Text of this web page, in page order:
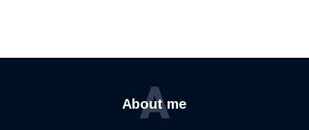
About me
A